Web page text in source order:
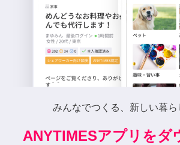
みんなでつくる、新しい暮ら
ANYTIMESアプリをダ